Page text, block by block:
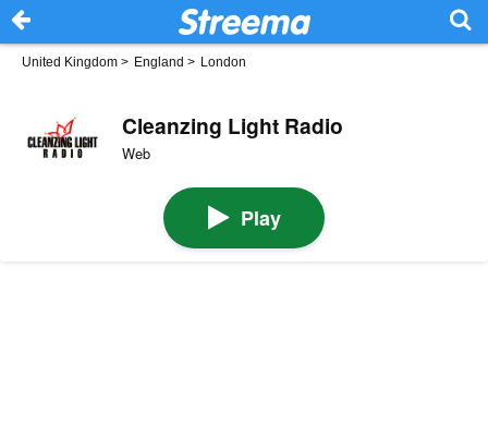
United Kingdom > England > London
Cleanzing Light Radio
Web
Play